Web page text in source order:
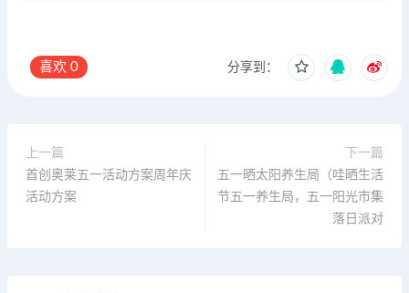
喜欢 0 分享到：
上一篇
首创奥莱五一活动方案周年庆
活动方案
下一篇
五一晒太阳养生局（哇晒生活
节五一养生局，五一阳光市集
落日派对